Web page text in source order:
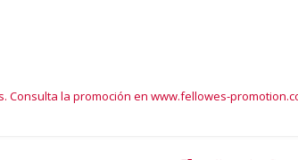
Consulta la promoción en www.fellowes-